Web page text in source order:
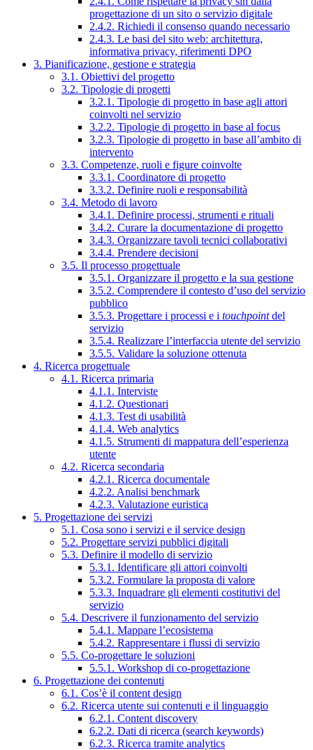
progettazione di un sito o servizio digitale
2.4.2. Richiedi il consenso quando necessario
2.4.3. Le basi del sito web: architettura,
informativa privacy, riferimenti DPO
3. Pianificazione, gestione e strategia
3.1. Obiettivi del progetto
3.2. Tipologie di progetti
3.2.1. Tipologie di progetto in base agli attori
coinvolti nel servizio
3.2.2. Tipologie di progetto in base al focus
3.2.3. Tipologie di progetto in base all’ambito di
intervento
3.3. Competenze, ruoli e figure coinvolte
3.3.1. Coordinatore di progetto
3.3.2. Definire ruoli e responsabilità
3.4. Metodo di lavoro
3.4.1. Definire processi, strumenti e rituali
3.4.2. Curare la documentazione di progetto
3.4.3. Organizzare tavoli tecnici collaborativi
3.4.4. Prendere decisioni
3.5. Il processo progettuale
3.5.1. Organizzare il progetto e la sua gestione
3.5.2. Comprendere il contesto d’uso del servizio
pubblico
3.5.3. Progettare i processi e i touchpointdel
servizio
3.5.4. Realizzare l’interfaccia utente del servizio
3.5.5. Validare la soluzione ottenuta
4. Ricerca progettuale
4.1. Ricerca primaria
4.1.1. Interviste
4.1.2. Questionari
4.1.3. Test di usabilità
4.1.4. Web analytics
4.1.5. Strumenti di mappatura dell’esperienza
utente
4.2. Ricerca secondaria
4.2.1. Ricerca documentale
4.2.2. Analisi benchmark
4.2.3. Valutazione euristica
5. Progettazione dei servizi
5.1. Cosa sono i servizi e il service design
5.2. Progettare servizi pubblici digitali
5.3. Definire il modello di servizio
5.3.1. Identificare gli attori coinvolti
5.3.2. Formulare la proposta di valore
5.3.3. Inquadrare gli elementi costitutivi del
servizio
5.4. Descrivere il funzionamento del servizio
5.4.1. Mappare l’ecosistema
5.4.2. Rappresentare i flussi di servizio
5.5. Co-progettare le soluzioni
5.5.1. Workshop di co-progettazione
6. Progettazione dei contenuti
6.1. Cos’è il content design
6.2. Ricerca utente sui contenuti e il linguaggio
6.2.1. Content discovery
6.2.2. Dati di ricerca (search keywords)
6.2.3. Ricerca tramite analytics